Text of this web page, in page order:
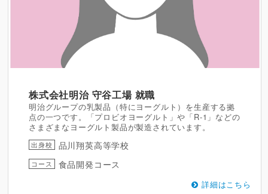
株式会社明治 守谷工場就職
明治グループの乳製品（特にヨーグルト）を生産する拠
点の一つです。「プロビオヨーグルト」や「R-1」などの
さまざまなヨーグルト製品が製造されています。
出身校 品川翔英高等学校
コース 食品開発コース
詳細はこちら